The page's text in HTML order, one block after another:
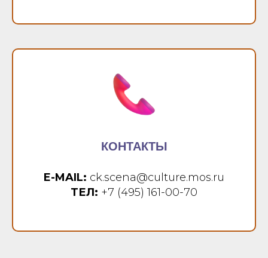
КОНТАКТЫ
E-MAIL: ck.scena@culture.mos.ru
ТЕЛ: +7 (495) 161-00-70